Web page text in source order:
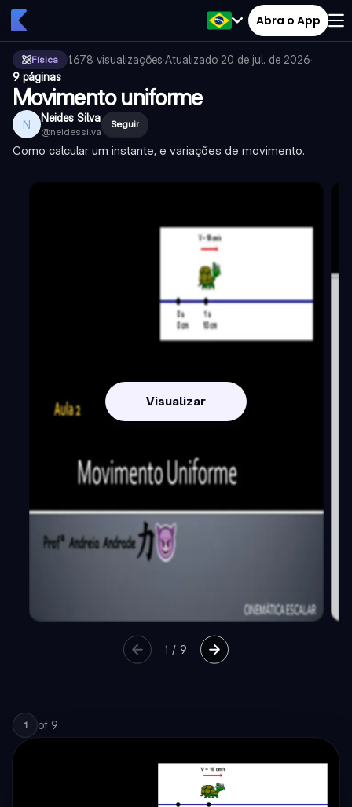
Abra o App
Física 1.678 visualizações·Atualizado 20 de jul. de 2026·
9 páginas
Movimento uniforme
N Neides Silva
@neidessilva
Seguir
Como calcular um instante, e variações de movimento.
Visualizar
1 /9
1 of 9